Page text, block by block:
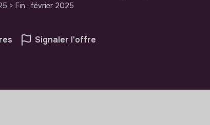
> Fin : février 2025
Signaler l'offre